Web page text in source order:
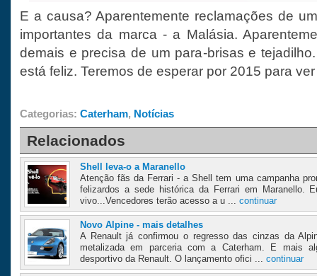
E a causa? Aparentemente reclamações de
importantes da marca - a Malásia.
demais e precisa de um para-brisas e
está feliz. Teremos de esperar por 2015 para
Categorias: Caterham, Notícias
Relacionados
Shell leva-o a Maranello
Atenção fãs da Ferrari - a Shell tem uma campanha
felizardos a sede histórica da Ferrari em Maranello.
vivo...Vencedores terão acesso a u ... continuar
Novo Alpine - mais detalhes
A Renault já confirmou o regresso das cinzas da
metalizada em parceria com a Caterham. E mais
desportivo da Renault. O lançamento ofici ... continuar